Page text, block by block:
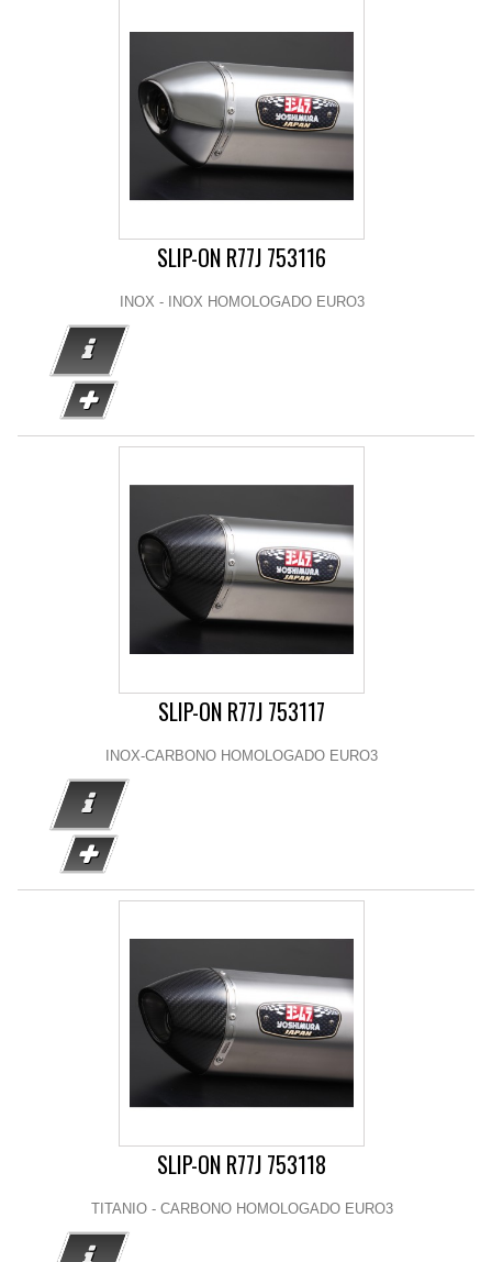
SLIP-ON R77J 753116
INOX - INOX HOMOLOGADO EURO3
SLIP-ON R77J 753117
INOX-CARBONO HOMOLOGADO EURO3
SLIP-ON R77J 753118
TITANIO - CARBONO HOMOLOGADO EURO3